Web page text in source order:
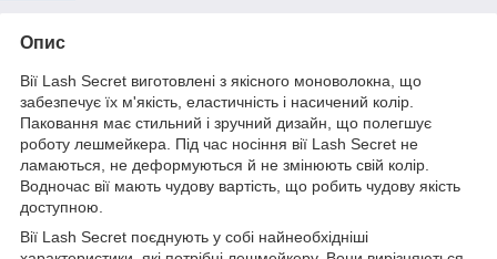
Опис
Вії Lash Secret виготовлені з якісного моноволокна, що
забезпечує їх м'якість, еластичність і насичений колір.
Паковання має стильний і зручний дизайн, що полегшує
роботу лешмейкера. Під час носіння вії Lash Secret не
ламаються, не деформуються й не змінюють свій колір.
Водночас вії мають чудову вартість, що робить чудову якість
доступною.
Вії Lash Secret поєднують у собі найнеобхідніші